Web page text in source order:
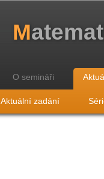
M
O semináři
Aktuální zadání